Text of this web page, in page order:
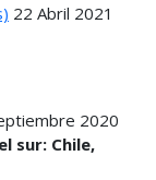
22 Abril 2021
2020
sur: Chile,